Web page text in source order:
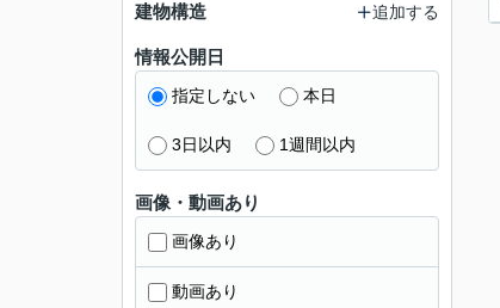
建物構造 追加する
情報公開日
指定しない 本日
3日以内 1週間以内
画像・動画あり
画像あり
動画あり